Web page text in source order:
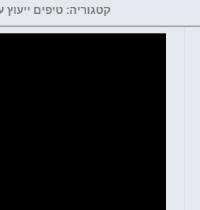
קטגוריה: טיפים ייעוץ עסקי